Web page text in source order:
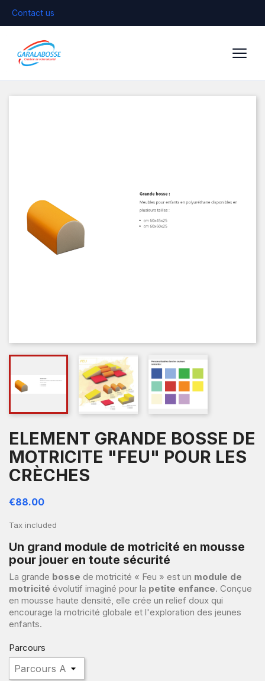
Contact us
ELEMENT GRANDE BOSSE DE
MOTRICITE "FEU" POUR LES
CRÈCHES
€88.00
Tax included
Un grand module de motricité en mousse
pour jouer en toute sécurité
La grande bosse de motricité « Feu » est un module de
motricité évolutif imaginé pour la petite enfance. Conçue
en mousse haute densité, elle crée un relief doux qui
encourage la motricité globale et l'exploration des jeunes
enfants.
Parcours